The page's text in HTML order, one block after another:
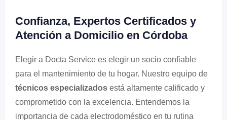
Confianza, Expertos Certificados y
Atención a Domicilio en Córdoba
Elegir a Docta Service es elegir un socio confiable
para el mantenimiento de tu hogar. Nuestro equipo de
técnicos especializados está altamente calificado y
comprometido con la excelencia. Entendemos la
importancia de cada electrodoméstico en tu rutina